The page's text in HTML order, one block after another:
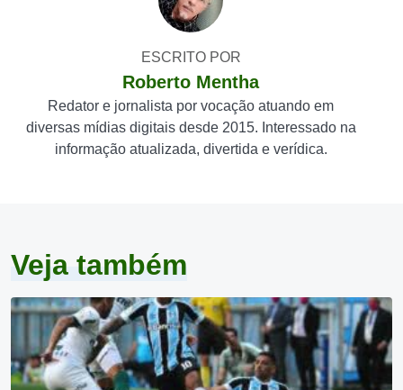
ESCRITO POR
Roberto Mentha
Redator e jornalista por vocação atuando em
diversas mídias digitais desde 2015. Interessado na
informação atualizada, divertida e verídica.
Veja também